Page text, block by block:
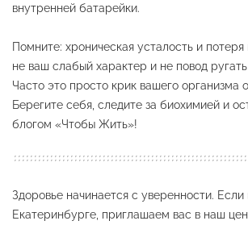
внутренней батарейки.
Помните: хроническая усталость и
не ваш слабый характер и не повод
Часто это просто крик вашего организма
Берегите себя, следите за биохимией и
блогом «Чтобы Жить»!
Здоровье начинается с уверенности. Если
Екатеринбурге, приглашаем вас в наш